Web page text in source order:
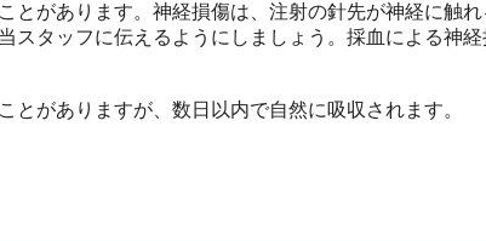
とがあります。神経損傷は、注射の針先が神経に触
スタッフに伝えるようにしましょう。採血による神
がありますが、数日以内で自然に吸収されます。